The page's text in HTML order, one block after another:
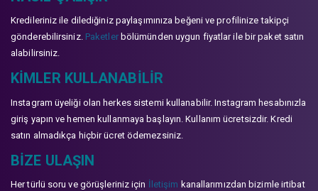
Kredileriniz ile dilediğiniz paylaşımınıza beğeni ve profilinize takipçi
gönderebilirsiniz. Paketlerbölümünden uygun fiyatlar ile bir paket satın
alabilirsiniz.
KIMLER KULLANABILIR
Instagram üyeliği olan herkes sistemi kullanabilir. Instagram hesabınızla
giriş yapın ve hemen kullanmaya başlayın. Kullanım ücretsizdir. Kredi
satın almadıkça hiçbir ücret ödemezsiniz.
BIZE ULAŞIN
Her türlü soru ve görüşleriniz için İletişim kanallarımızdan bizimle irtibat